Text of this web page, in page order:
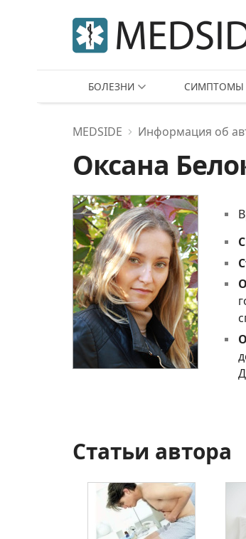
БОЛЕЗНИ СИМПТОМЫ
MEDSIDE Информация об
Оксана
Статьи автора